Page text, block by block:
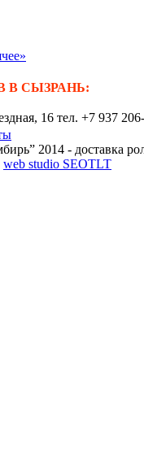
В СЫЗРАНЬ:
16 тел. +7 937
2014 - доставка
web studio SEOTLT